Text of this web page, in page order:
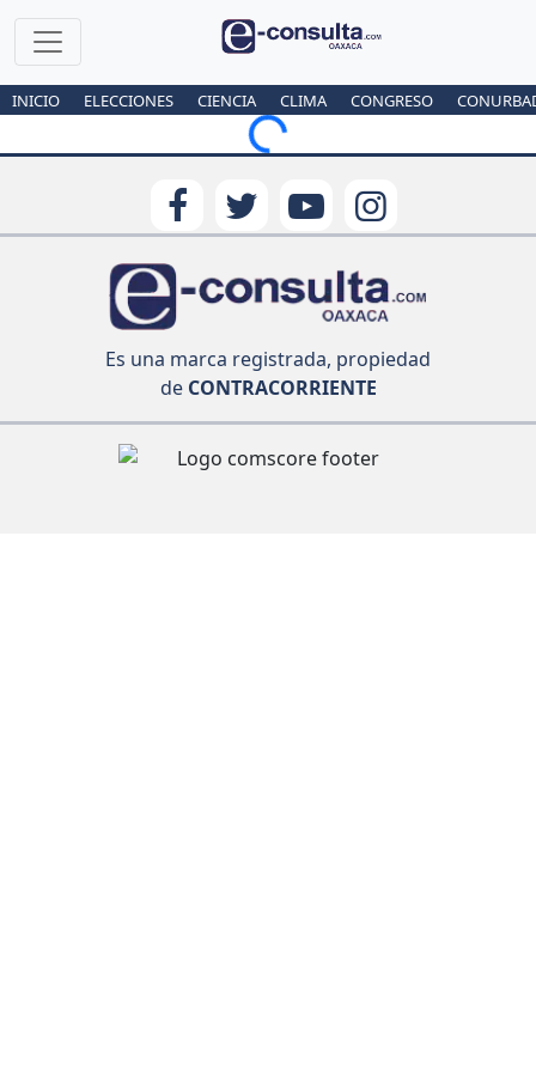
INICIO ELECCIONES CIENCIA CLIMA CONGRESO
Loading...
Es una marca registrada, propiedad
deCONTRACORRIENTE